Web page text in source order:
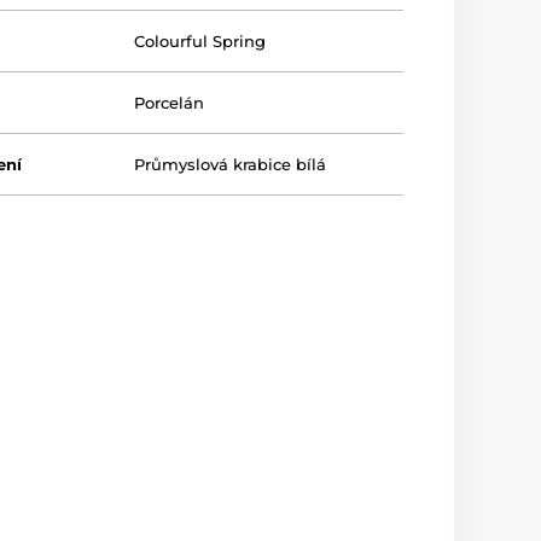
Colourful Spring
Porcelán
Průmyslová krabice bílá